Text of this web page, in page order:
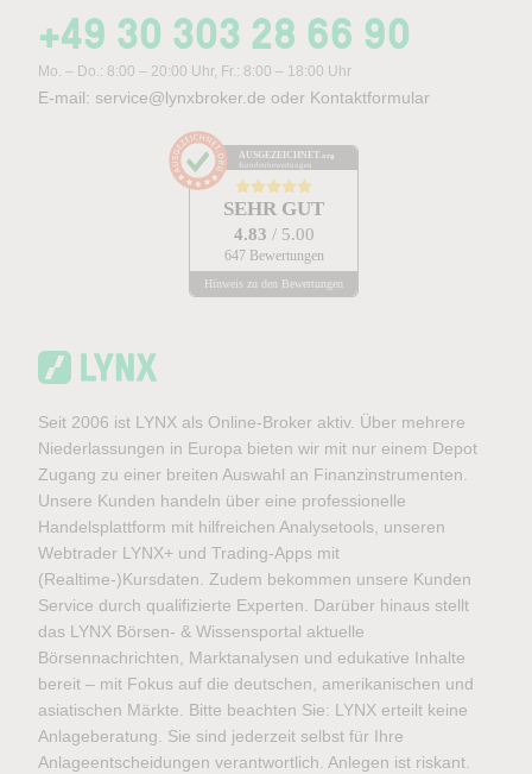
+49 30 303 28 66 90
Mo. – Do.: 8:00 – 20:00 Uhr, Fr.: 8:00 – 18:00 Uhr
E-mail: service@lynxbroker.de oder Kontaktformular
AUSGEZEICHNET .org
Kundenbewertungen
SEHR GUT
4.83 / 5.00
647 Bewertungen
Hinweis zu den Bewertungen
Seit 2006 ist LYNX als Online-Broker aktiv. Über mehrere
Niederlassungen in Europa bieten wir mit nur einem Depot
Zugang zu einer breiten Auswahl an Finanzinstrumenten.
Unsere Kunden handeln über eine professionelle
Handelsplattform mit hilfreichen Analysetools, unseren
Webtrader LYNX+ und Trading-Apps mit
(Realtime-)Kursdaten. Zudem bekommen unsere Kunden
Service durch qualifizierte Experten. Darüber hinaus stellt
das LYNX Börsen- & Wissensportal aktuelle
Börsennachrichten, Marktanalysen und edukative Inhalte
bereit – mit Fokus auf die deutschen, amerikanischen und
asiatischen Märkte. Bitte beachten Sie: LYNX erteilt keine
Anlageberatung. Sie sind jederzeit selbst für Ihre
Anlageentscheidungen verantwortlich. Anlegen ist riskant.